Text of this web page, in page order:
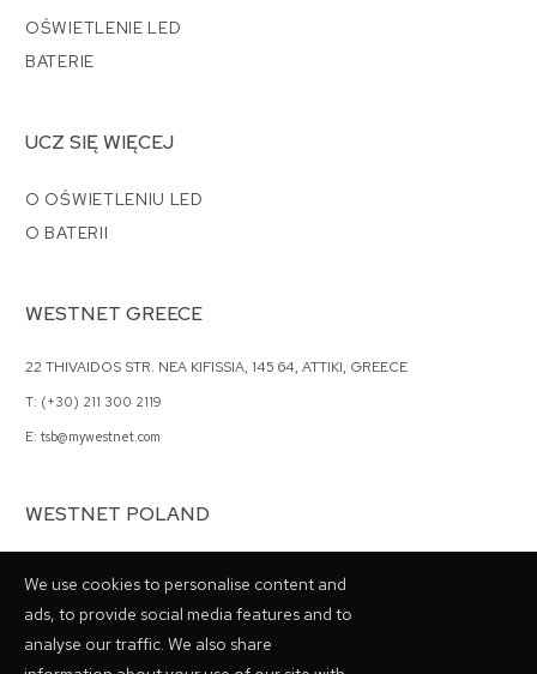
OŚWIETLENIE LED
BATERIE
UCZ SIĘ WIĘCEJ
O OŚWIETLENIU LED
O BATERII
WESTNET GREECE
22 THIVAIDOS STR. NEA KIFISSIA, 145 64, ATTIKI, GREECE
T: (+30) 211 300 2119
E: tsb@mywestnet.com
WESTNET POLAND
We use cookies to personalise content and
ads, to provide social media features and to
analyse our traffic. We also share